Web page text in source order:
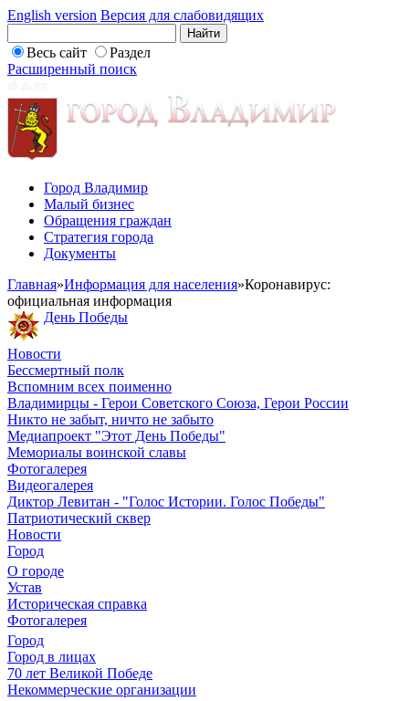
English version Версия для слабовидящих
Весь сайт
Раздел
Расширенный поиск
Город Владимир
Малый бизнес
Обращения граждан
Стратегия города
Документы
Главная»Информация для населения»Коронавирус:
официальная информация
День Победы
Новости
Бессмертный полк
Вспомним всех поименно
Владимирцы - Герои Советского Союза, Герои России
Никто не забыт, ничто не забыто
Медиапроект "Этот День Победы"
Мемориалы воинской славы
Фотогалерея
Видеогалерея
Диктор Левитан - "Голос Истории. Голос Победы"
Патриотический сквер
Новости
Город
О городе
Устав
Историческая справка
Фотогалерея
Город
Город в лицах
70 лет Великой Победе
Некоммерческие организации